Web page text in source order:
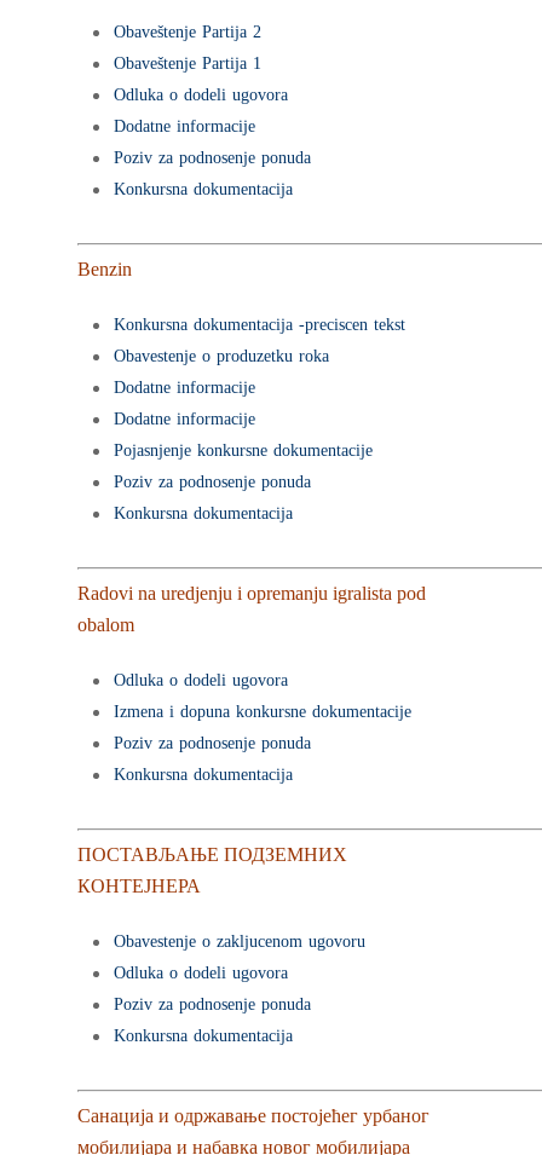
Obaveštenje Partija 2
Obaveštenje Partija 1
Odluka o dodeli ugovora
Dodatne informacije
Poziv za podnosenje ponuda
Konkursna dokumentacija
Benzin
Konkursna dokumentacija -preciscen tekst
Obavestenje o produzetku roka
Dodatne informacije
Dodatne informacije
Pojasnjenje konkursne dokumentacije
Poziv za podnosenje ponuda
Konkursna dokumentacija
Radovi na uredjenju i opremanju igralista pod
obalom
Odluka o dodeli ugovora
Izmena i dopuna konkursne dokumentacije
Poziv za podnosenje ponuda
Konkursna dokumentacija
ПОСТАВЉАЊЕ ПОДЗЕМНИХ
КОНТЕЈНЕРА
Obavestenje o zakljucenom ugovoru
Odluka o dodeli ugovora
Poziv za podnosenje ponuda
Konkursna dokumentacija
Санација и одржавање постојећег урбаног
мобилијара и набавка новог мобилијара